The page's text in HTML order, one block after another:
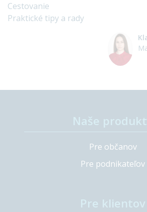
Cestovanie
Praktické tipy a rady
Pre občanov
Pre podnikateľov